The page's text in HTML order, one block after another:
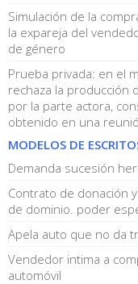
Simulación de la
la expareja del
de género
Prueba privada: en el
rechaza la producción
por la parte actora,
obtenido en una
MODELOS DE
Demanda sucesión
Contrato de donación
de dominio. poder
Apela auto que no da
Vendedor intima a
automóvil